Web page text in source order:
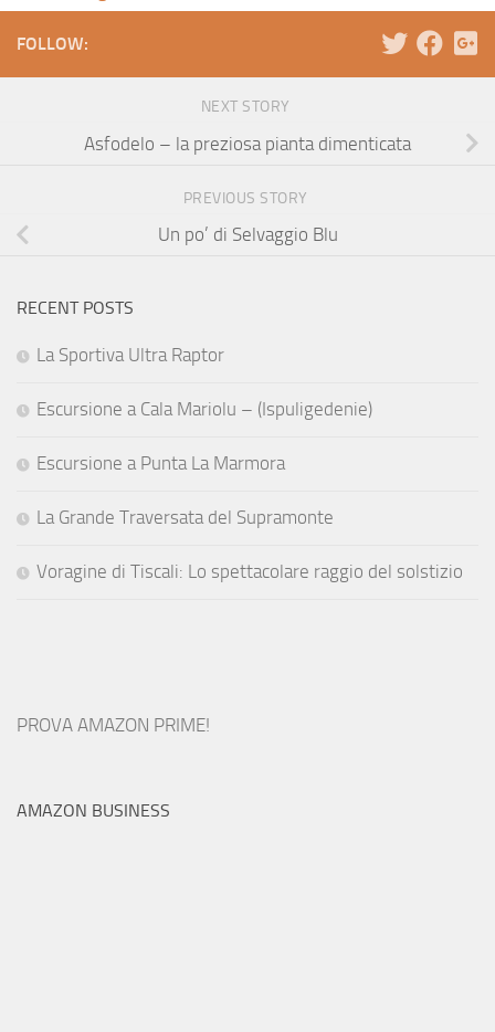
FOLLOW:
NEXT STORY
Asfodelo – la preziosa pianta dimenticata
PREVIOUS STORY
Un po’ di Selvaggio Blu
RECENT POSTS
La Sportiva Ultra Raptor
Escursione a Cala Mariolu – (Ispuligedenie)
Escursione a Punta La Marmora
La Grande Traversata del Supramonte
Voragine di Tiscali: Lo spettacolare raggio del solstizio
PROVA AMAZON PRIME!
AMAZON BUSINESS